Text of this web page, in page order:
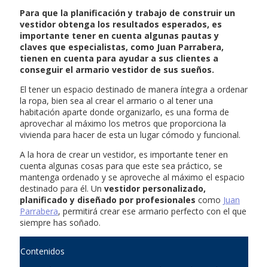
Para que la planificación y trabajo de construir un
vestidor obtenga los resultados esperados, es
importante tener en cuenta algunas pautas y
claves que especialistas, como Juan Parrabera,
tienen en cuenta para ayudar a sus clientes a
conseguir el armario vestidor de sus sueños.
El tener un espacio destinado de manera íntegra a ordenar
la ropa, bien sea al crear el armario o al tener una
habitación aparte donde organizarlo, es una forma de
aprovechar al máximo los metros que proporciona la
vivienda para hacer de esta un lugar cómodo y funcional.
A la hora de crear un vestidor, es importante tener en
cuenta algunas cosas para que este sea práctico, se
mantenga ordenado y se aproveche al máximo el espacio
destinado para él. Un vestidor personalizado,
planificado y diseñado por profesionales como Juan
Parrabera, permitirá crear ese armario perfecto con el que
siempre has soñado.
Contenidos